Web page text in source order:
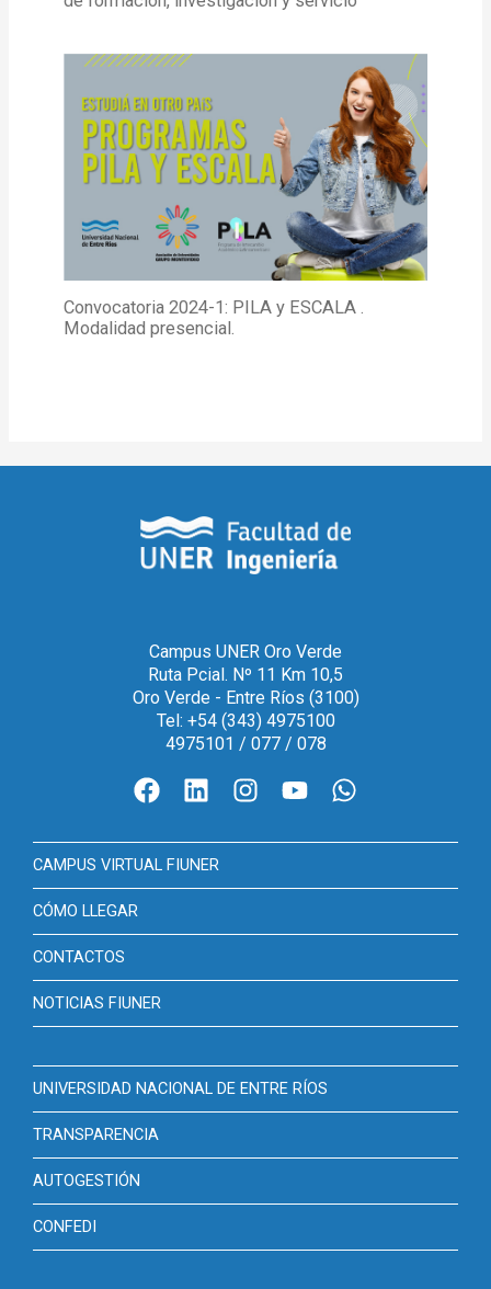
Convocatoria 2024-1: PILA y ESCALA .
Modalidad presencial.
Campus UNER Oro Verde
Ruta Pcial. Nº 11 Km 10,5
Oro Verde - Entre Ríos (3100)
Tel: +54 (343) 4975100
4975101 / 077 / 078
CAMPUS VIRTUAL FIUNER
CÓMO LLEGAR
CONTACTOS
NOTICIAS FIUNER
UNIVERSIDAD NACIONAL DE ENTRE RÍOS
TRANSPARENCIA
AUTOGESTIÓN
CONFEDI